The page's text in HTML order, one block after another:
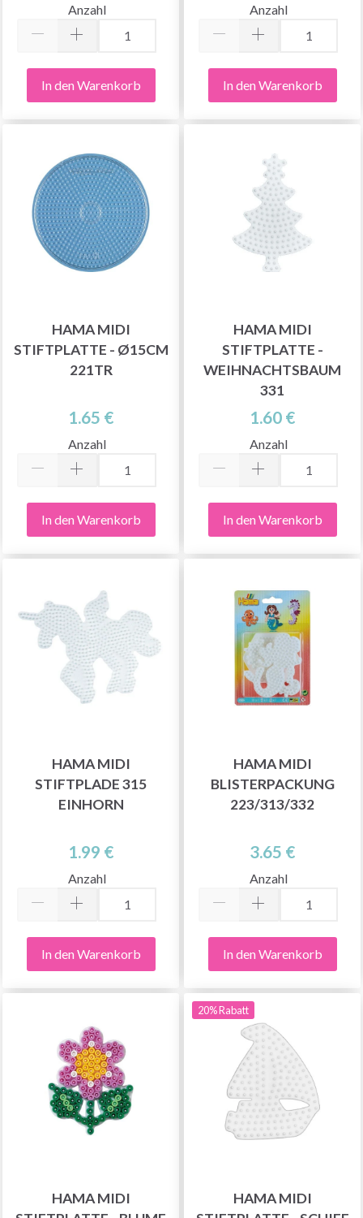
Anzahl
In den Warenkorb
Anzahl
In den Warenkorb
HAMA MIDI
STIFTPLATTE - Ø15CM
221TR
1.65 €
Anzahl
In den Warenkorb
HAMA MIDI
STIFTPLATTE -
WEIHNACHTSBAUM
331
1.60 €
Anzahl
In den Warenkorb
HAMA MIDI
STIFTPLADE 315
EINHORN
1.99 €
Anzahl
In den Warenkorb
HAMA MIDI
BLISTERPACKUNG
223/313/332
3.65 €
Anzahl
In den Warenkorb
HAMA MIDI
20% Rabatt
HAMA MIDI